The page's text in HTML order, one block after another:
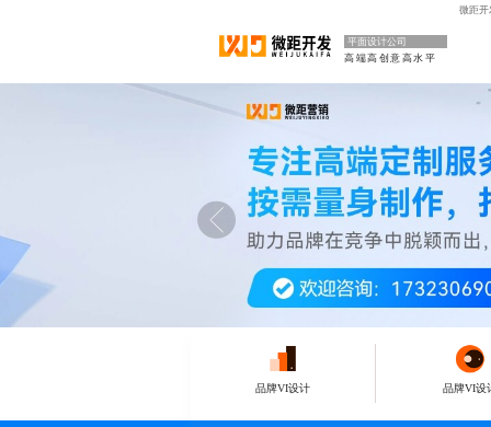
微距开
平面设计公司
高端高创意高水平
品牌VI设计 品牌VI设